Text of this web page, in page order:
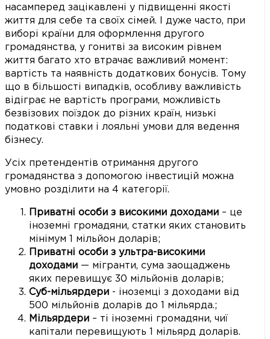
насамперед зацікавлені у підвищенні якості
життя для себе та своїх сімей. І дуже часто, при
виборі країни для оформлення другого
громадянства, у гонитві за високим рівнем
життя багато хто втрачає важливий момент:
вартість та наявність додаткових бонусів. Тому
що в більшості випадків, особливу важливість
відіграє не вартість програми, можливість
безвізових поїздок до різних країн, низькі
податкові ставки і лояльні умови для ведення
бізнесу.
Усіх претендентів отримання другого
громадянства з допомогою інвестицій можна
умовно розділити на 4 категорії.
Приватні особи з високими доходами – це
іноземні громадяни, статки яких становить
мінімум 1 мільйон доларів;
Приватні особи з ультра-високими
доходами — мігранти, сума заощаджень
яких перевищує 30 мільйонів доларів;
Суб-мільярдери - іноземці з доходами від
500 мільйонів доларів до 1 мільярда.;
Мільярдери – ті іноземні громадяни, чиї
капітали перевищують 1 мільярд доларів.